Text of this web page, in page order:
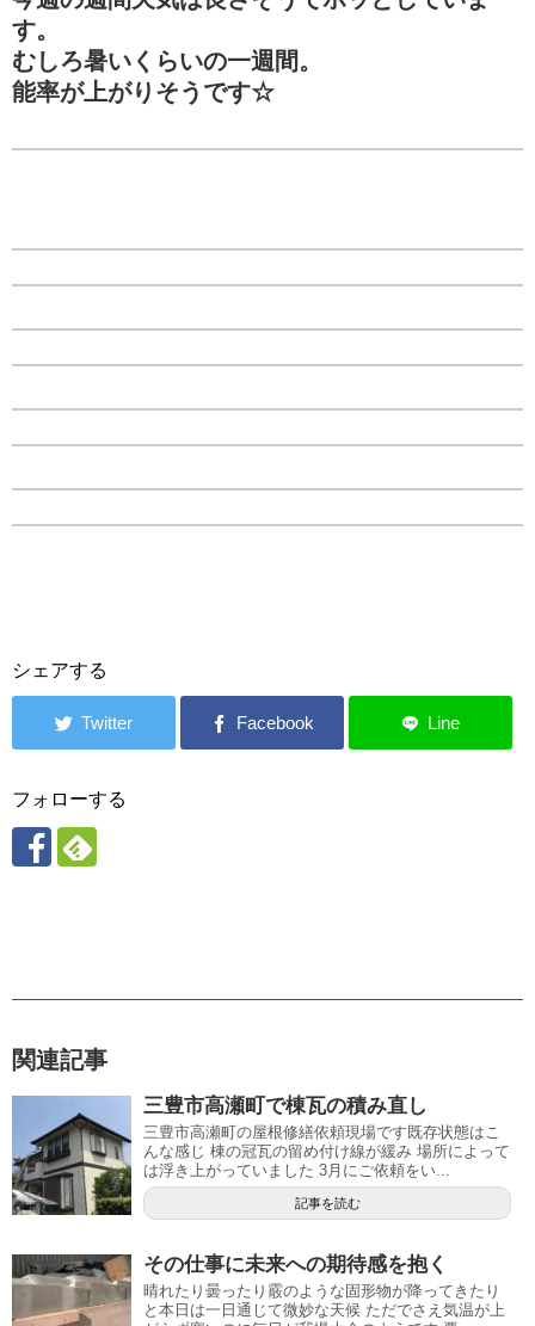
す。
むしろ暑いくらいの一週間。
能率が上がりそうです☆
シェアする
フォローする
関連記事
三豊市高瀬町で棟瓦の積み直し
三豊市高瀬町の屋根修繕依頼現場です既存状態はこ
んな感じ 棟の冠瓦の留め付け線が緩み 場所によって
は浮き上がっていました 3月にご依頼をい...
記事を読む
その仕事に未来への期待感を抱く
晴れたり曇ったり霰のような固形物が降ってきたり
と本日は一日通じて微妙な天候 ただでさえ気温が上